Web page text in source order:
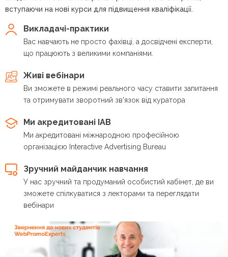
вступаючи на нові курси для підвищення кваліфікації.
Викладачі-практики
Вас навчають не просто фахівці, а досвідчені експерти,
що працюють з великими компаніями.
Живі вебінари
Ви зможете в режимі реального часу ставити запитання
та отримувати зворотний зв'язок від куратора
Ми акредитовані IAB
Ми акредитовані міжнародною професійною
організацією Interactive Advertising Bureau
Зручний майданчик навчання
У нас зручний та продуманий особистий кабінет, де ви
зможете спілкуватися з лекторами та переглядати
вебінари